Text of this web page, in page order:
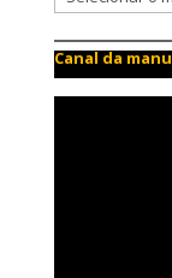
Canal da